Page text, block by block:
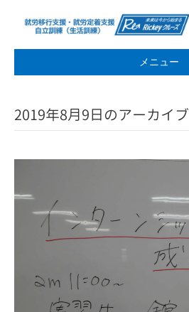
メニュー
2019年8月9日のアーカイブ